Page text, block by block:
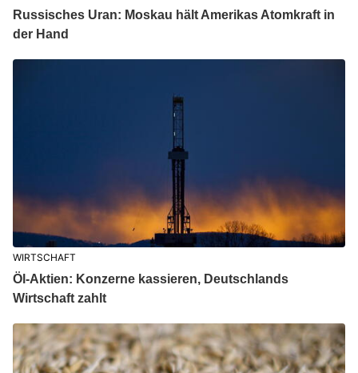
Russisches Uran: Moskau hält Amerikas Atomkraft in
der Hand
WIRTSCHAFT
Öl-Aktien: Konzerne kassieren, Deutschlands
Wirtschaft zahlt